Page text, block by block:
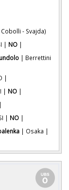
- Svajda)
| NO |
| Berrettini
|
| NO |
| NO |
| Osaka |